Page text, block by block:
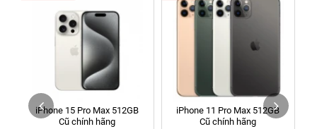
256 Võ Văn Ngân, Thủ Đức, Hồ Chí Minh (Bình Thọ, TP. Thủ
Đức Cũ)
70 Nguyễn An Ninh, Dĩ An, Hồ Chí Minh (Bình Dương Cũ)
24h Vũng Tàu: 162A Ba Cu, Vũng Tàu, Hồ Chí Minh (TP. Vũng
Tàu cũ)
198 Hoàng Văn Thụ, Tân Sơn Nhất, Hồ Chí Minh (Tân Bình
iPhone 15 Pro Max 512GB
Cũ chính hãng
iPhone 11 Pro Max 512GB
Cũ chính hãng